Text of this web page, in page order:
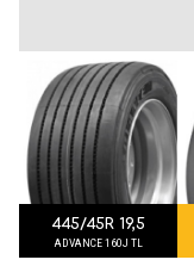
445/45R 19,5
ADVANCE 160J TL